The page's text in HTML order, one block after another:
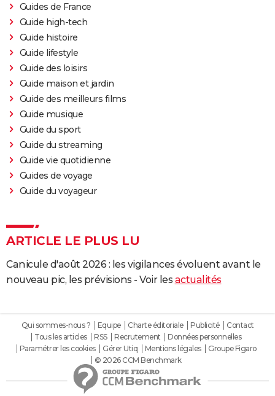
Guides de France
Guide high-tech
Guide histoire
Guide lifestyle
Guide des loisirs
Guide maison et jardin
Guide des meilleurs films
Guide musique
Guide du sport
Guide du streaming
Guide vie quotidienne
Guides de voyage
Guide du voyageur
ARTICLE LE PLUS LU
Canicule d'août 2026 : les vigilances évoluent avant le
nouveau pic, les prévisions - Voir les actualités
Qui sommes-nous ? Equipe Charte éditoriale Publicité
Contact
Tous les articles
RSS Recrutement
Données personnelles
Paramétrer les cookies
Gérer Utiq Mentions légales
Groupe Figaro
© 2026 CCM Benchmark